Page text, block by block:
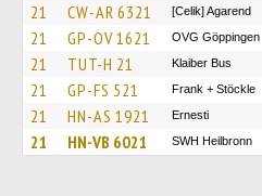
21 CW-AR 6321 [Celik] Agarend
21 GP-OV 1621 OVG Göppingen
21 TUT-H 21 Klaiber Bus
21 GP-FS 521 Frank + Stöckle
21 HN-AS 1921 Ernesti
21 HN-VB 6021 SWH Heilbronn